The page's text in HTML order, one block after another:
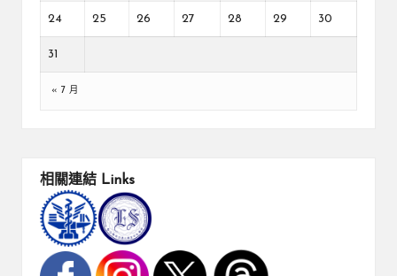
24 25 26 27 28 29 30
31
« 7 月
相關連結 Links